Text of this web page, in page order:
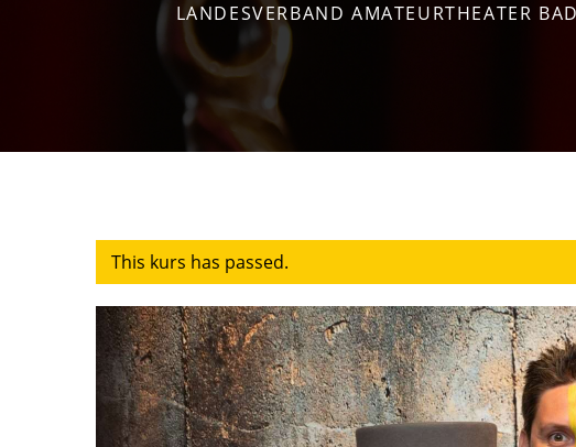
LANDESVERBAND AMATEURTHEATER
This kurs has passed.